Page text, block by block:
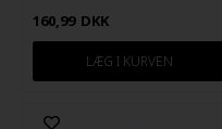
160,99 DKK